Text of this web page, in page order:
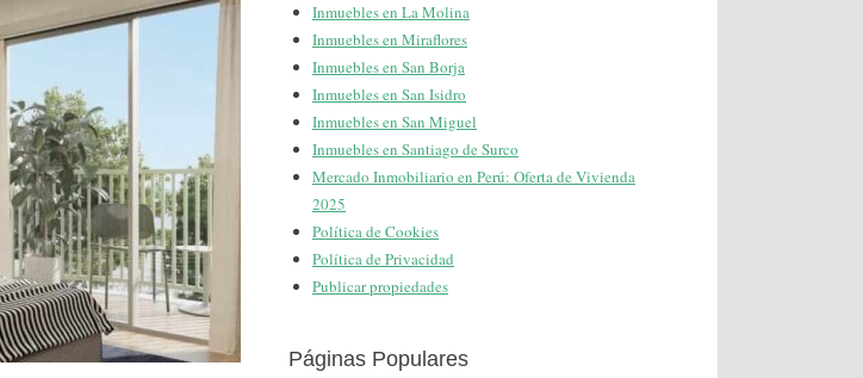
Inmuebles en La Molina
Inmuebles en Miraflores
Inmuebles en San Borja
Inmuebles en San Isidro
Inmuebles en San Miguel
Inmuebles en Santiago de Surco
Mercado Inmobiliario en Perú: Oferta de Vivienda
2025
Política de Cookies
Política de Privacidad
Publicar propiedades
Páginas Populares